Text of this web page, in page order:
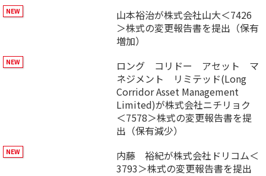
山本裕治が株式会社山大＜7426
＞株式の変更報告書を提出（保有
増加）
ロング コリドー アセット マ
ネジメント リミテッド(Long
Corridor Asset Management
Limited)が株式会社ニチリョク
＜7578＞株式の変更報告書を提
出（保有減少）
内藤 裕紀が株式会社ドリコム＜
3793＞株式の変更報告書を提出